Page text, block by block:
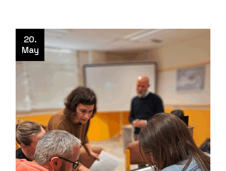
20.
May